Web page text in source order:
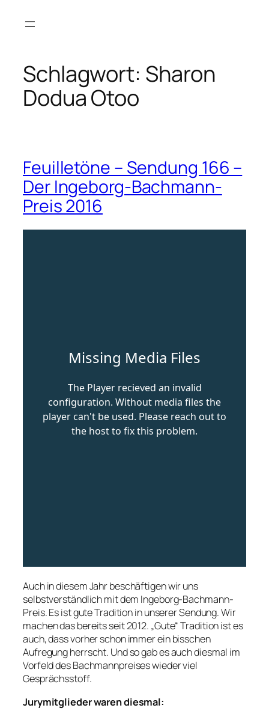
Inhalt
Schlagwort: Sharon
Dodua Otoo
Feuilletöne – Sendung 166 –
Der Ingeborg-Bachmann-
Preis 2016
Auch in diesem Jahr beschäftigen wir uns
selbstverständlich mit dem Ingeborg-Bachmann-
Preis. Es ist gute Tradition in unserer Sendung. Wir
machen das bereits seit 2012. „Gute“ Tradition ist es
auch, dass vorher schon immer ein bisschen
Aufregung herrscht. Und so gab es auch diesmal im
Vorfeld des Bachmannpreises wieder viel
Gesprächsstoff.
Jurymitglieder waren diesmal: